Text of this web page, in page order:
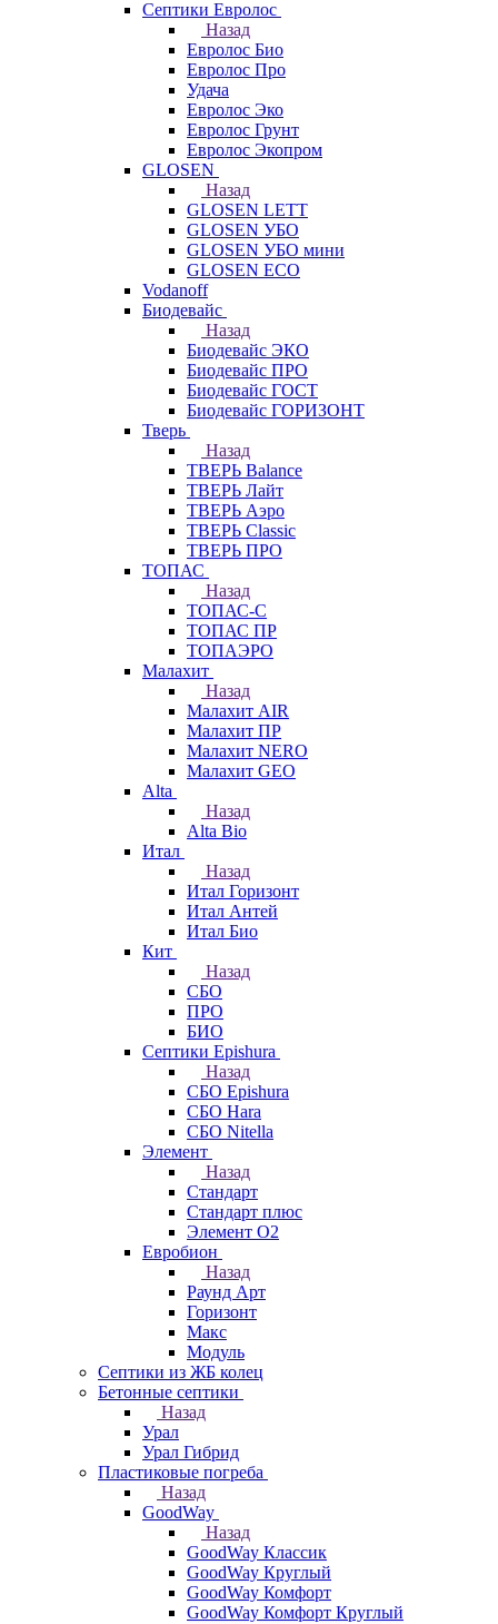
Септики Евролос
Назад
Евролос Био
Евролос Про
Удача
Евролос Эко
Евролос Грунт
Евролос Экопром
GLOSEN
Назад
GLOSEN LETT
GLOSEN УБО
GLOSEN УБО мини
GLOSEN ECO
Vodanoff
Биодевайс
Назад
Биодевайс ЭКО
Биодевайс ПРО
Биодевайс ГОСТ
Биодевайс ГОРИЗОНТ
Тверь
Назад
ТВЕРЬ Balance
ТВЕРЬ Лайт
ТВЕРЬ Аэро
ТВЕРЬ Classic
ТВЕРЬ ПРО
ТОПАС
Назад
ТОПАС-С
ТОПАС ПР
ТОПАЭРО
Малахит
Назад
Малахит AIR
Малахит ПР
Малахит NERO
Малахит GEO
Alta
Назад
Alta Bio
Итал
Назад
Итал Горизонт
Итал Антей
Итал Био
Кит
Назад
СБО
ПРО
БИО
Септики Epishura
Назад
СБО Epishura
СБО Hara
СБО Nitella
Элемент
Назад
Стандарт
Стандарт плюс
Элемент О2
Евробион
Назад
Раунд Арт
Горизонт
Макс
Модуль
Септики из ЖБ колец
Бетонные септики
Назад
Урал
Урал Гибрид
Пластиковые погреба
Назад
GoodWay
Назад
GoodWay Классик
GoodWay Круглый
GoodWay Комфорт
GoodWay Комфорт Круглый